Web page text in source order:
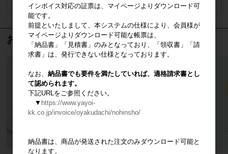
ログイン してください
おすすめ商品
インボイス対応の証票は、マイページよりダウンロード可
能です。
前提といたしまして、本システムの仕様により、会員様が
マイページよりダウンロード可能な帳票は、
「納品書」「見積書」のみとなっており、「領収書」「請
求書」は、発行できない仕様となっております。
なお、 納品書でも要件を満たしていれば、適格請求書とし
て認められます。
下記URLをご参照ください。
▼ https://www.yayoi-
kk.co.jp/invoice/oyakudachi/nohinsho/
納品書は、商品が発送された注文のみダウンロード可能と
なります。